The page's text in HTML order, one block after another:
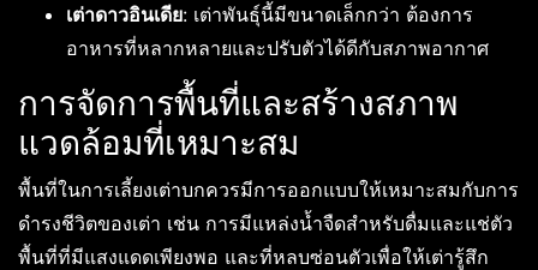
เต่าดาวอินเดีย: เต่าพันธุ์นี้มีขนาดเล็กกว่า ต้องการ
อาหารที่หลากหลายและปรับตัวได้ดีกับสภาพอากาศ
การจัดการพื้นที่และสร้างสภาพ
แวดล้อมที่เหมาะสม
พื้นที่ในการเลี้ยงเต่าบกควรมีการออกแบบให้เหมาะสมกับการ
ดำรงชีวิตของเต่า เช่น การมีแหล่งน้ำจืดสำหรับดื่มและแช่ตัว
พื้นที่ที่มีแสงแดดเพียงพอ และที่หลบซ่อนตัวเพื่อให้เต่ารู้สึก